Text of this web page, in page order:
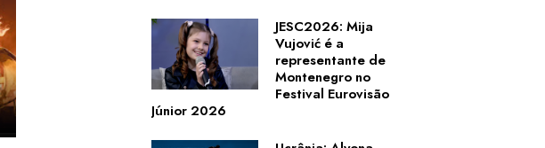
JESC2026: Mija
Vujović é a
representante de
Montenegro no
Festival Eurovisão
Júnior 2026